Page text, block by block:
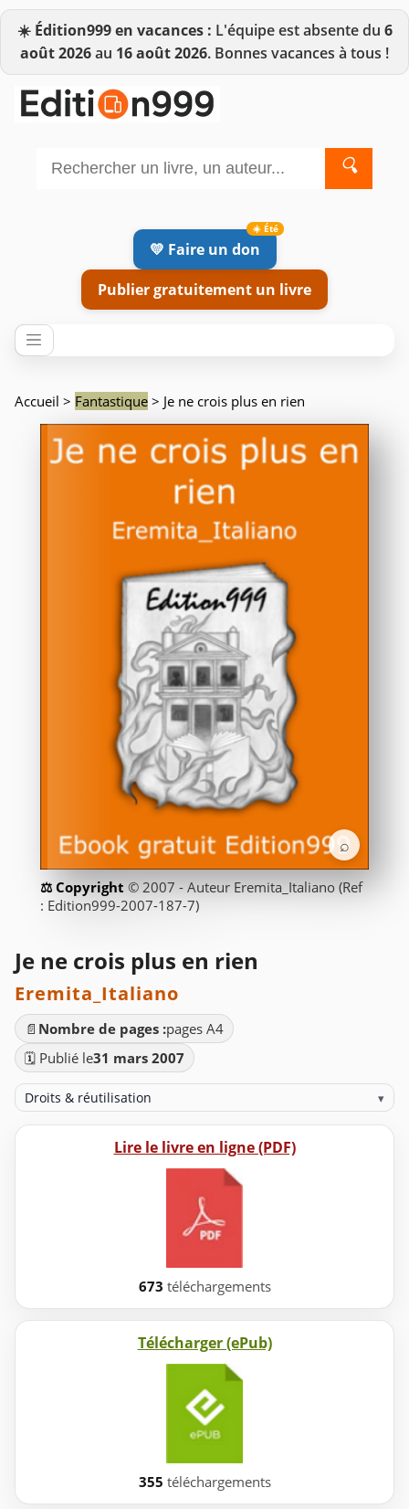
☀️ Édition999 en vacances : L'équipe est absente du 6
août 2026au 16 août 2026. Bonnes vacances à tous !
🔍
💛 Faire un don
Publier gratuitement un livre
Accueil > Fantastique > Je ne crois plus en rien
⌕
© 2007 - Auteur Eremita_Italiano (Ref
: Edition999-2007-187-7)
Je ne crois plus en rien
Eremita_Italiano
📄 Nombre de pages :pages A4
🗓️ Publié le31 mars 2007
Droits & réutilisation ▾
Lire le livre en ligne (PDF)
673 téléchargements
Télécharger (ePub)
355 téléchargements